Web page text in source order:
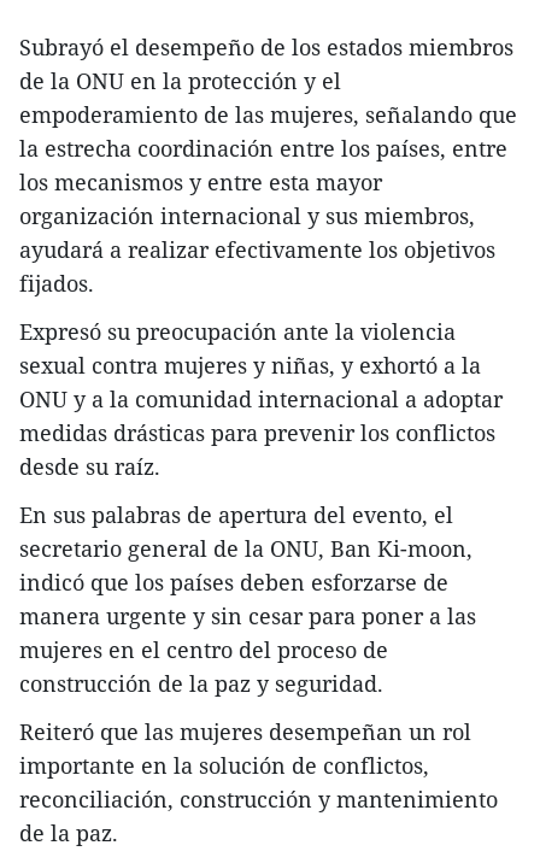
Subrayó el desempeño de los estados miembros
de la ONU en la protección y el
empoderamiento de las mujeres, señalando que
la estrecha coordinación entre los países, entre
los mecanismos y entre esta mayor
organización internacional y sus miembros,
ayudará a realizar efectivamente los objetivos
fijados.
Expresó su preocupación ante la violencia
sexual contra mujeres y niñas, y exhortó a la
ONU y a la comunidad internacional a adoptar
medidas drásticas para prevenir los conflictos
desde su raíz.
En sus palabras de apertura del evento, el
secretario general de la ONU, Ban Ki-moon,
indicó que los países deben esforzarse de
manera urgente y sin cesar para poner a las
mujeres en el centro del proceso de
construcción de la paz y seguridad.
Reiteró que las mujeres desempeñan un rol
importante en la solución de conflictos,
reconciliación, construcción y mantenimiento
de la paz.